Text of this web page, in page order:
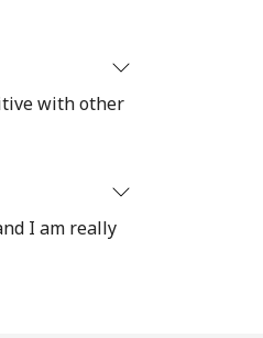
with other
I am really